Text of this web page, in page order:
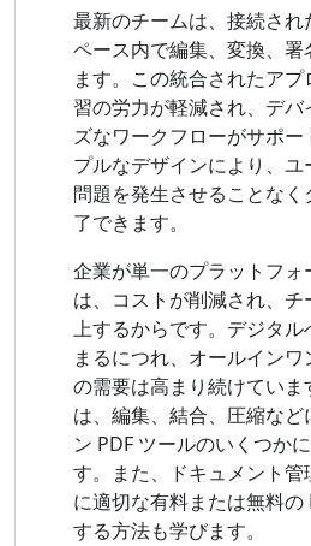
最新のチームは、接続され
ペース内で編集、変換、署
ます。この統合されたア
習の労力が軽減され、デ
ズなワークフローがサポ
プルなデザインにより、
問題を発生させることな
了できます。
企業が単一のプラットフ
は、コストが削減され、チ
上するからです。デジタル
まるにつれ、オールイン
の需要は高まり続けてい
は、編集、結合、圧縮など
ン PDF ツールのいくつか
す。また、ドキュメント管
に適切な有料または無料の
する方法も学びます。